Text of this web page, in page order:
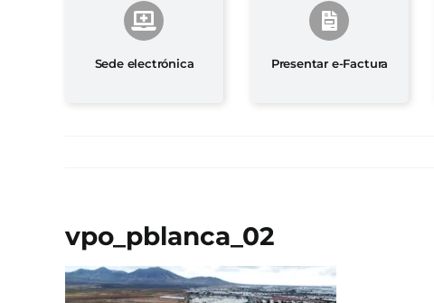
Sede electrónica Presentar e-Factura
vpo_pblanca_02